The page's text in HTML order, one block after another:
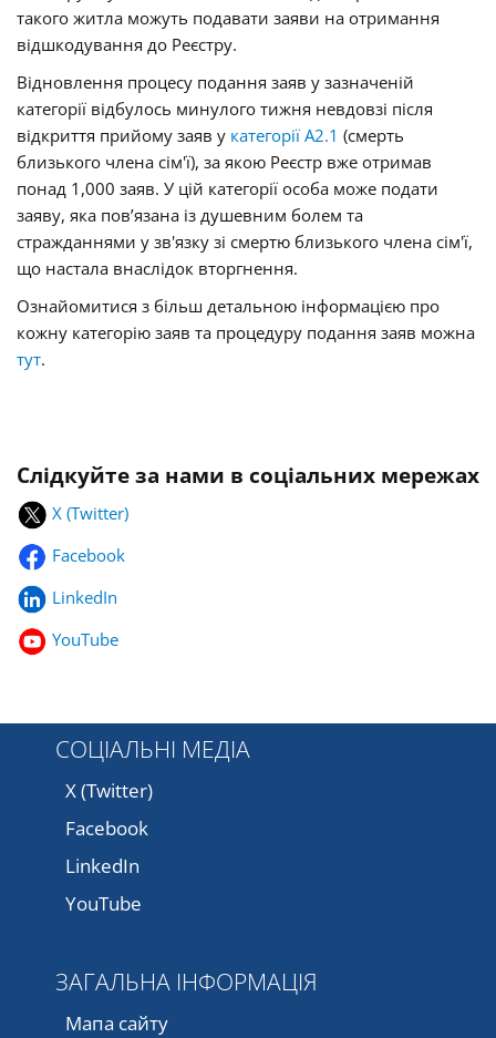
такого житла можуть подавати заяви на отримання
відшкодування до Реєстру.
Відновлення процесу подання заяв у зазначеній
категорії відбулось минулого тижня невдовзі після
відкриття прийому заяв у категорії А2.1 (смерть
близького члена сім'ї), за якою Реєстр вже отримав
понад 1,000 заяв. У цій категорії особа може подати
заяву, яка пов’язана із душевним болем та
стражданнями у зв'язку зі смертю близького члена сім'ї,
що настала внаслідок вторгнення.
Ознайомитися з більш детальною інформацією про
кожну категорію заяв та процедуру подання заяв можна
тут.
Слідкуйте за нами в соціальних мережах
X (Twitter)
Facebook
LinkedIn
YouTube
СОЦІАЛЬНІ МЕДІА
X (Twitter)
Facebook
LinkedIn
YouTube
ЗАГАЛЬНА ІНФОРМАЦІЯ
Мапа сайту